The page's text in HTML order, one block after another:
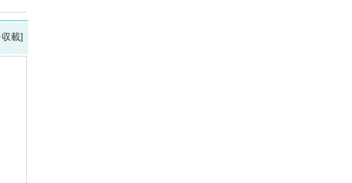
載]